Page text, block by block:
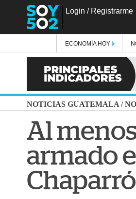
Login / Registrarme
ECONOMÍA HOY
NOTICIAS GUATEMALA /
Al
armado